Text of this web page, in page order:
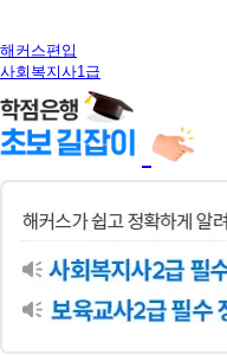
해커스편입
사회복지사1급